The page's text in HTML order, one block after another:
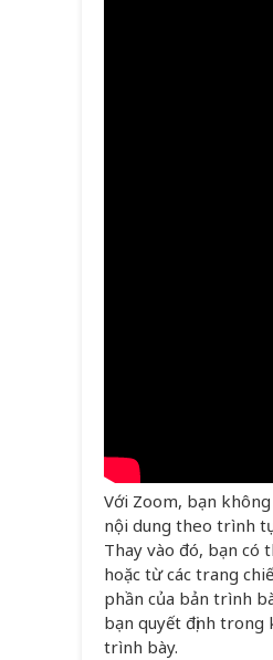
Với Zoom, bạn
nội dung theo trình
Thay vào đó, bạn có
hoặc từ các trang
phần của bản trình
bạn quyết định trong
trình bày.